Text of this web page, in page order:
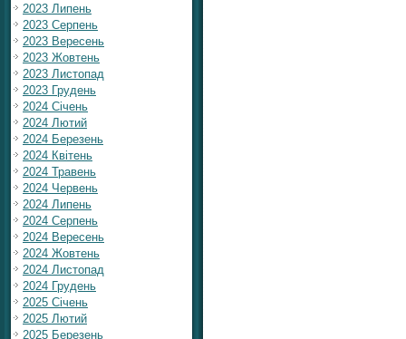
2023 Липень
2023 Серпень
2023 Вересень
2023 Жовтень
2023 Листопад
2023 Грудень
2024 Січень
2024 Лютий
2024 Березень
2024 Квітень
2024 Травень
2024 Червень
2024 Липень
2024 Серпень
2024 Вересень
2024 Жовтень
2024 Листопад
2024 Грудень
2025 Січень
2025 Лютий
2025 Березень